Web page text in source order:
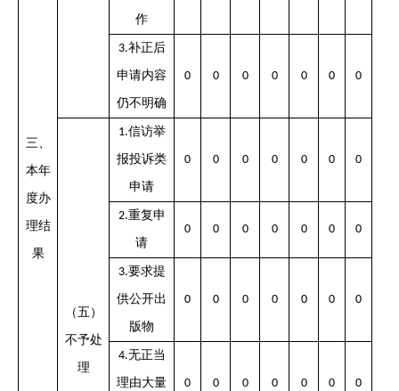
三、
本年
度办
理结
果
作
3.补正后
申请内容
仍不明确
0 0 0 0 0 0 0
（五）
不予处
理
1.信访举
报投诉类
申请
0 0 0 0 0 0 0
2.重复申
请
0 0 0 0 0 0 0
3.要求提
供公开出
版物
0 0 0 0 0 0 0
4.无正当
理由大量 0 0 0 0 0 0 0